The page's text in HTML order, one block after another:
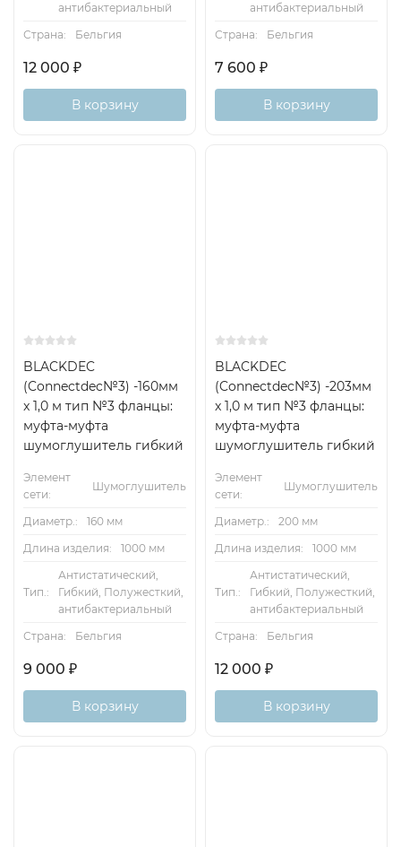
антибактериальный
Страна:
Бельгия
12 000 ₽
В корзину
антибактериальный
Страна:
Бельгия
7 600 ₽
В корзину
BLACKDEC
(Connectdec№3) -160мм
x 1,0 м тип №3 фланцы:
муфта-муфта
шумоглушитель гибкий
Элемент
сети:
Шумоглушитель
Диаметр.:
160 мм
Длина изделия:
1000 мм
Тип.:
Антистатический,
Гибкий, Полужесткий,
антибактериальный
Страна:
Бельгия
9 000 ₽
В корзину
BLACKDEC
(Connectdec№3) -203мм
x 1,0 м тип №3 фланцы:
муфта-муфта
шумоглушитель гибкий
Элемент
сети:
Шумоглушитель
Диаметр.:
200 мм
Длина изделия:
1000 мм
Тип.:
Антистатический,
Гибкий, Полужесткий,
антибактериальный
Страна:
Бельгия
12 000 ₽
В корзину